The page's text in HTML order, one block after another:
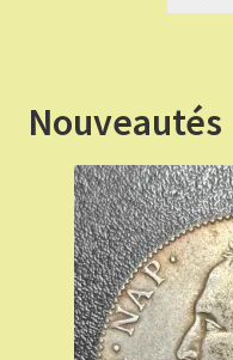
Nouveautés